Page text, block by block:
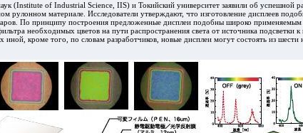
(Institute of Industrial Science, IIS) и Токийский университет заявили об успешной
рулонном материале. Исследователи утверждают, что изготовление дисплеев
По принципу построения предложенные дисплеи подобны широко
необходимых цветов на пути распространения света от источника подсветки
иной, кроме того, по словам разработчиков, новые дисплеи могут состоять из шести